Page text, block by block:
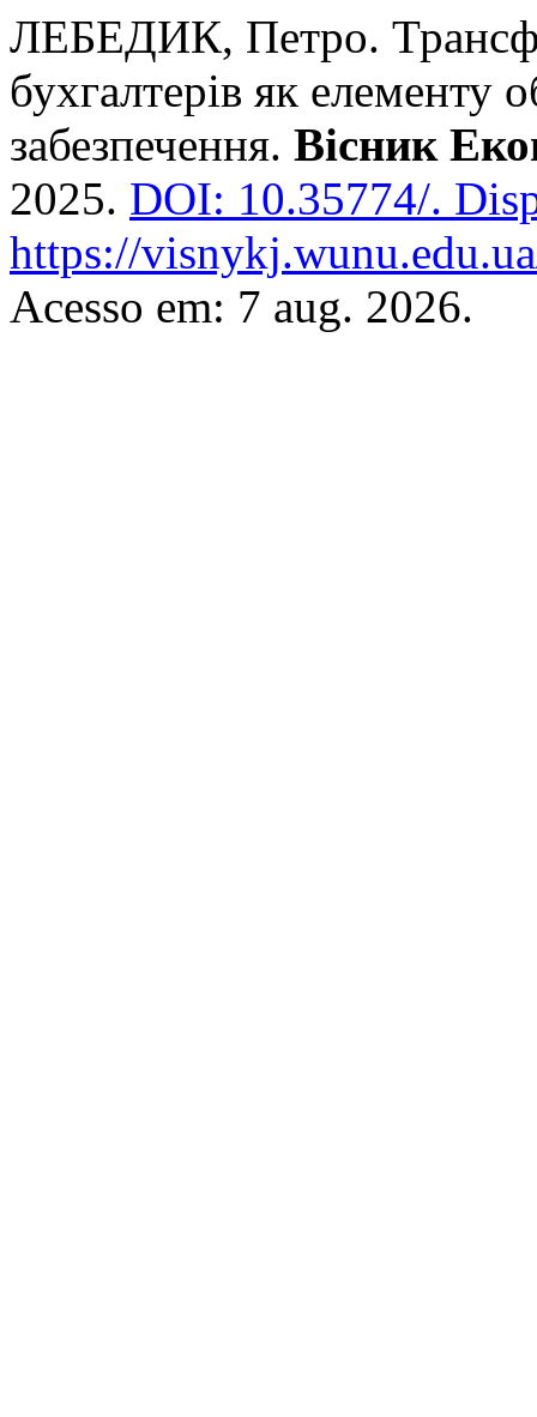
ЛЕБЕДИК, Петро.
бухгалтерів як елементу
забезпечення. Вісник
2025. DOI: 10.35774/.
https://
Acesso em: 7 aug. 2026.